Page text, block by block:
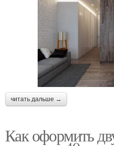
читать дальше →
Как оформить